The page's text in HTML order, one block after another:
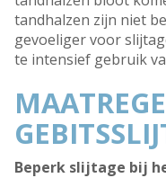
tandhalzen zijn niet
gevoeliger voor
te intensief gebruik
Beperk slijtage bij